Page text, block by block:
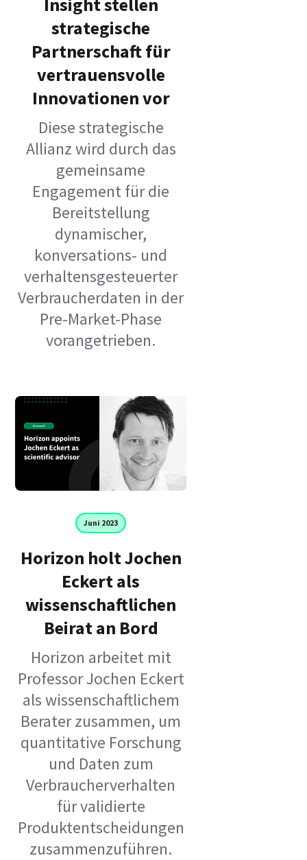
Insight stellen
strategische
Partnerschaft für
vertrauensvolle
Innovationen vor
Diese strategische
Allianz wird durch das
gemeinsame
Engagement für die
Bereitstellung
dynamischer,
konversations- und
verhaltensgesteuerter
Verbraucherdaten in der
Pre-Market-Phase
vorangetrieben.
Juni 2023
Horizon holt Jochen
Eckert als
wissenschaftlichen
Beirat an Bord
Horizon arbeitet mit
Professor Jochen Eckert
als wissenschaftlichem
Berater zusammen, um
quantitative Forschung
und Daten zum
Verbraucherverhalten
für validierte
Produktentscheidungen
zusammenzuführen.